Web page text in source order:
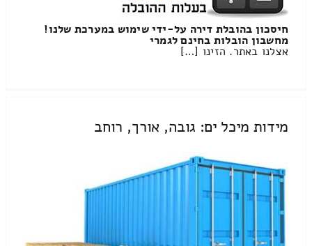
חיסכון בהובלת דירה על-ידי שימוש במערכת שלנו!
מחשבון הובלות בחינם לגמרי
אצלנו באתר. הזינו […]
מידות מיכל ים: גובה, אורך, רוחב